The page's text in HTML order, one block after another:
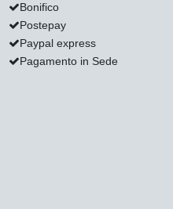
Bonifico
Postepay
Paypal express
Pagamento in Sede